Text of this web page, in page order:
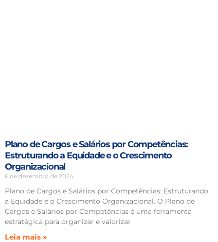
Plano de Cargos e Salários por Competências:
Estruturando a Equidade e o Crescimento
Organizacional
6 de dezembro de 2024
Plano de Cargos e Salários por Competências: Estruturando
a Equidade e o Crescimento Organizacional. O Plano de
Cargos e Salários por Competências é uma ferramenta
estratégica para organizar e valorizar
Leia mais »